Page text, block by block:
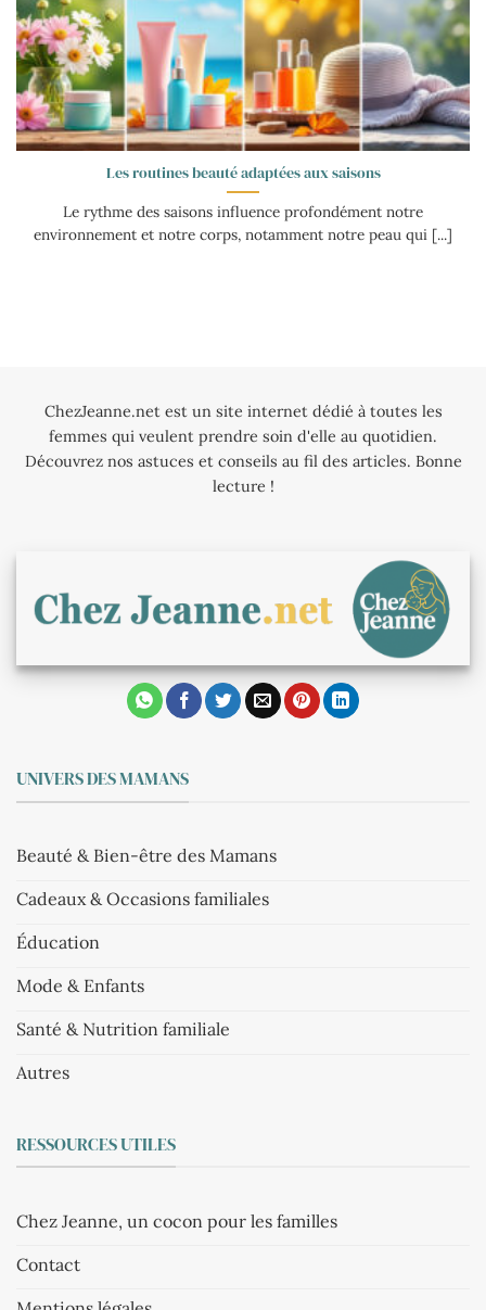
Les routines beauté adaptées aux saisons
Le rythme des saisons influence profondément notre
environnement et notre corps, notamment notre peau qui [...]
ChezJeanne.net est un site internet dédié à toutes les
femmes qui veulent prendre soin d'elle au quotidien.
Découvrez nos astuces et conseils au fil des articles. Bonne
lecture !
UNIVERS DES MAMANS
Beauté & Bien-être des Mamans
Cadeaux & Occasions familiales
Éducation
Mode & Enfants
Santé & Nutrition familiale
Autres
RESSOURCES UTILES
Chez Jeanne, un cocon pour les familles
Contact